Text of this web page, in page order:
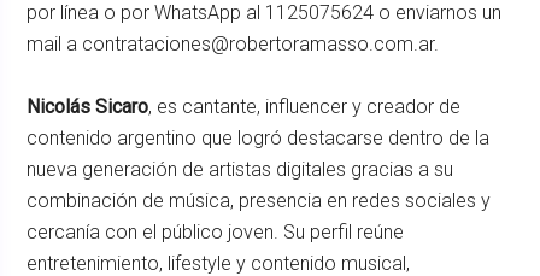
por línea o por WhatsApp al 1125075624 o enviarnos un
mail a contrataciones@robertoramasso.com.ar.
Nicolás Sicaro, es cantante, influencer y creador de
contenido argentino que logró destacarse dentro de la
nueva generación de artistas digitales gracias a su
combinación de música, presencia en redes sociales y
cercanía con el público joven. Su perfil reúne
entretenimiento, lifestyle y contenido musical,